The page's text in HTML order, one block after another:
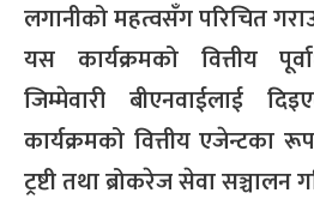
लगानीको महत्वसँग परिचित
यस कार्यक्रमको वित्तीय
जिम्मेवारी बीएनवाईलाई
कार्यक्रमको वित्तीय एजेन्टका
ट्रष्टी तथा ब्रोकरेज सेवा सञ्चालन